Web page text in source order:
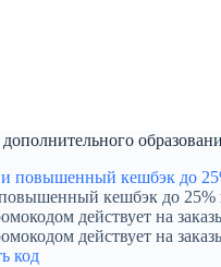
кешбэк до
действует на
действует на
код